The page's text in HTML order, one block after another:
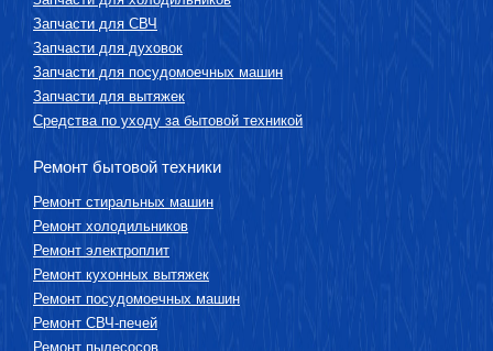
Запчасти для СВЧ
Запчасти для духовок
Запчасти для посудомоечных машин
Запчасти для вытяжек
Средства по уходу за бытовой техникой
Ремонт бытовой техники
Ремонт стиральных машин
Ремонт холодильников
Ремонт электроплит
Ремонт кухонных вытяжек
Ремонт посудомоечных машин
Ремонт СВЧ-печей
Ремонт пылесосов